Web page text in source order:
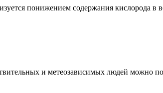
понижением содержания кислорода в
и метеозависимых людей можно